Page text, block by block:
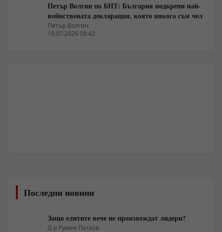
Петър Волгин по БНТ: България подкрепи най-
войнствената декларация, която някога съм чел
Петър Волгин
19.07.2026 08:42
Последни новини
Защо елитите вече не произвеждат лидери?
Д-р Румен Петков